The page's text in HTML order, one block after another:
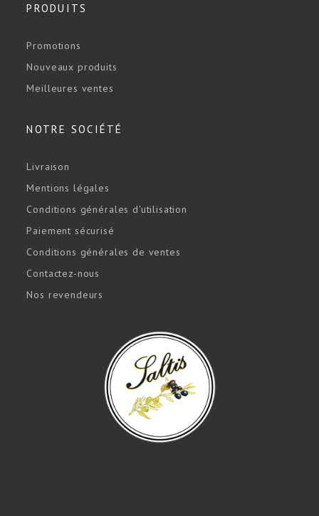
PRODUITS
Promotions
Nouveaux produits
Meilleures ventes
NOTRE SOCIÉTÉ
Livraison
Mentions légales
Conditions générales d'utilisation
Paiement sécurisé
Conditions générales de ventes
Contactez-nous
Nos revendeurs